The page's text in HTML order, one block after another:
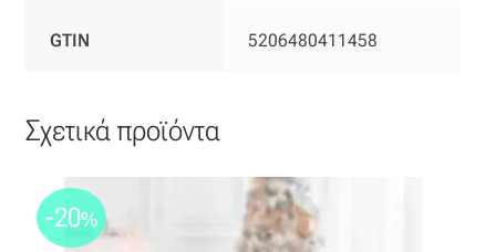
Ταφτάς μεταξωτός
Υφαντό
GTIN 5206480411458
Σχετικά προϊόντα
-20%